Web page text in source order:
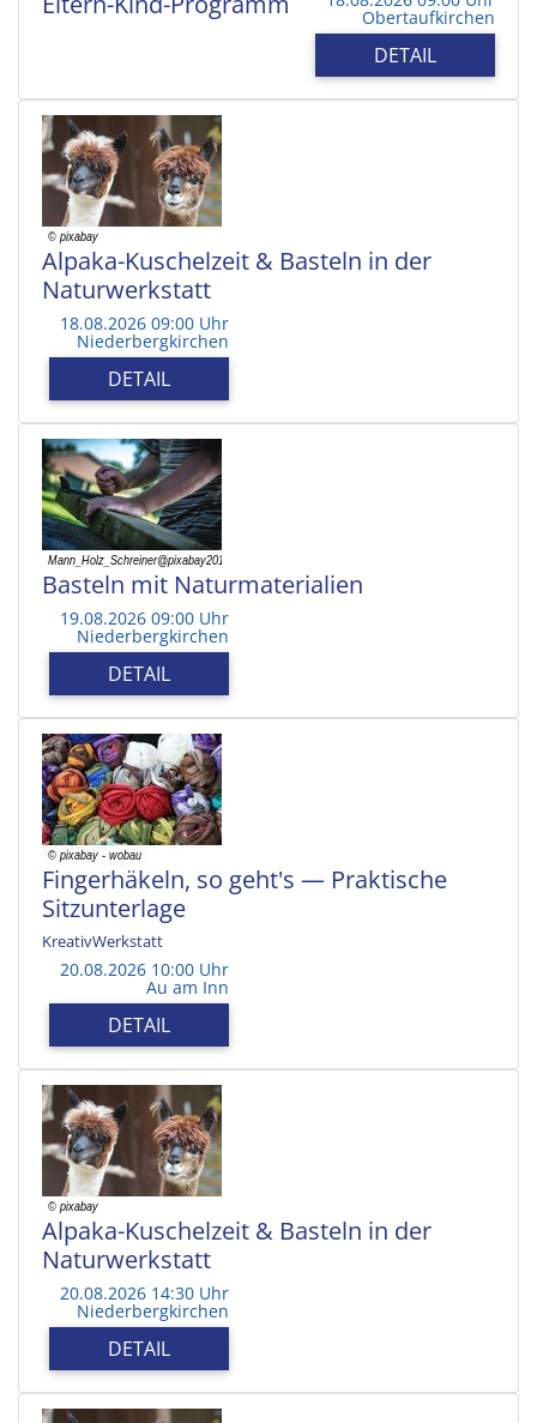
Obertaufkirchen
DETAIL
Alpaka-Kuschelzeit & Basteln in der
Naturwerkstatt
18.08.2026 09:00 Uhr
Niederbergkirchen
DETAIL
Basteln mit Naturmaterialien
19.08.2026 09:00 Uhr
Niederbergkirchen
DETAIL
Fingerhäkeln, so geht's — Praktische
Sitzunterlage
KreativWerkstatt
20.08.2026 10:00 Uhr
Au am Inn
DETAIL
Alpaka-Kuschelzeit & Basteln in der
Naturwerkstatt
20.08.2026 14:30 Uhr
Niederbergkirchen
DETAIL